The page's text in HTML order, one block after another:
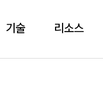
기술 리소스